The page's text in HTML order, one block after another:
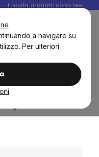
a navigare su
Per ulteriori
I nostri prodotti sono testati